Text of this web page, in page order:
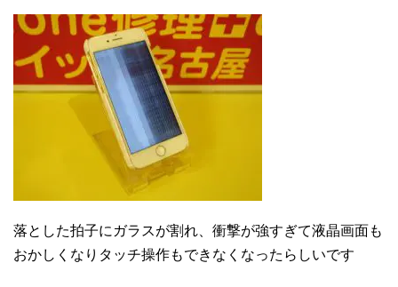
落とした拍子にガラスが割れ、衝撃が強すぎて液晶画面も
おかしくなりタッチ操作もできなくなったらしいです